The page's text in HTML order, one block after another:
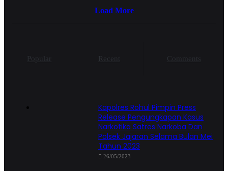
Load More
Popular Recent Comments
Kapolres Rohul Pimpin Press
Release Pengungkapan Kasus
Narkotika Satres Narkoba Dan
Polsek Jajaran Selama Bulan Mei
Tahun 2023
26/05/2023